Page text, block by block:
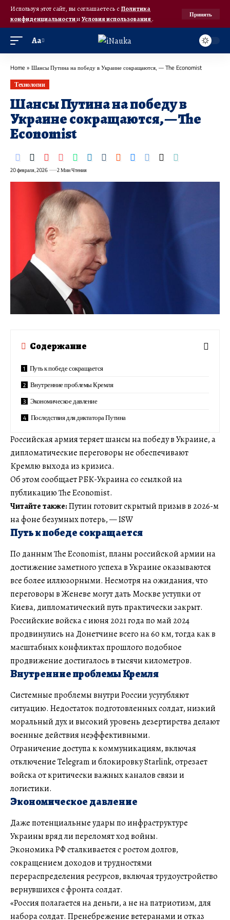
Используя этот сайт, вы соглашаетесь с Политика
конфиденциальностииУсловия использования.
Принять
Аа
Home » Шансы Путина на победу в Украине сокращаются, — The Economist
Технологии
Шансы Путина на победу в
Украине сокращаются, — The
Economist
20 февраля, 2026 2 Мин Чтения
Содержание
Путь к победе сокращается
Внутренние проблемы Кремля
Экономическое давление
Последствия для диктатора Путина
Российская армия теряет шансы на победу в Украине, а
дипломатические переговоры не обеспечивают
Кремлю выхода из кризиса.
Об этом сообщает РБК-Украина со ссылкой на
публикацию The Economist.
Читайте также:Путин готовит скрытый призыв в 2026-м
на фоне безумных потерь, — ISW
Путь к победе сокращается
По данным The Economist, планы российской армии на
достижение заметного успеха в Украине оказываются
все более иллюзорными. Несмотря на ожидания, что
переговоры в Женеве могут дать Москве уступки от
Киева, дипломатический путь практически закрыт.
Российские войска с июня 2021 года по май 2024
продвинулись на Донетчине всего на 60 км, тогда как в
масштабных конфликтах прошлого подобное
продвижение достигалось в тысячи километров.
Внутренние проблемы Кремля
Системные проблемы внутри России усугубляют
ситуацию. Недостаток подготовленных солдат, низкий
моральный дух и высокий уровень дезертирства делают
военные действия неэффективными.
Ограничение доступа к коммуникациям, включая
отключение Telegram и блокировку Starlink, отрезает
войска от критически важных каналов связи и
логистики.
Экономическое давление
Даже потенциальные удары по инфраструктуре
Украины вряд ли переломят ход войны.
Экономика РФ сталкивается с ростом долгов,
сокращением доходов и трудностями
перераспределения ресурсов, включая трудоустройство
вернувшихся с фронта солдат.
«Россия полагается на деньги, а не на патриотизм, для
набора солдат. Пренебрежение ветеранами и отказ